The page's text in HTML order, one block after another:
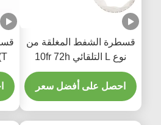
قسطرة الشفط المغلقة من
نوع L التلقائي 10fr 72h
مرفق متعرج مزدوج
للمستشفى
احصل على أفضل سعر